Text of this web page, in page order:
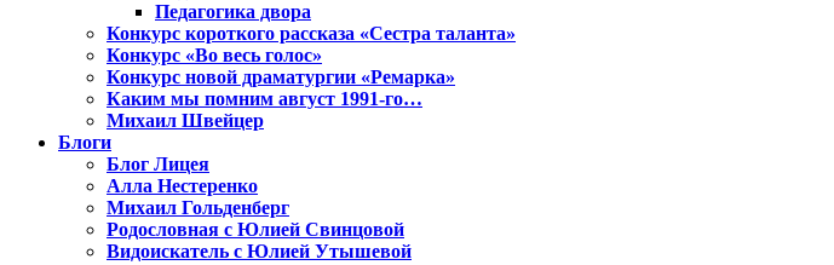
Педагогика двора
Конкурс короткого рассказа «Сестра таланта»
Конкурс «Во весь голос»
Конкурс новой драматургии «Ремарка»
Каким мы помним август 1991-го…
Михаил Швейцер
Блоги
Блог Лицея
Алла Нестеренко
Михаил Гольденберг
Родословная с Юлией Свинцовой
Видоискатель с Юлией Утышевой